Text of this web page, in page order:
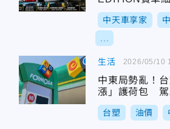
台根本收藏品
的被它打臉？
中天車享家
生活
中東局勢亂！
漲」護荷包 駕
台塑 油價
2026/05/10